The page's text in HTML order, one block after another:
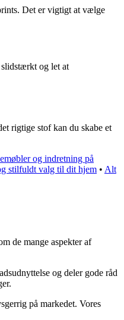
Det er vigtigt at vælge
og let at
rigtige stof kan du skabe et
og indretning på
stilfuldt valg til dit hjem • Alt
de mange aspekter af
og deler gode råd
på markedet. Vores